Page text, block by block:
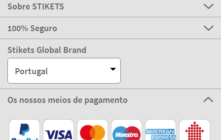
Sobre STIKETS
100% Seguro
Stikets Global Brand
Portugal
Os nossos meios de pagamento